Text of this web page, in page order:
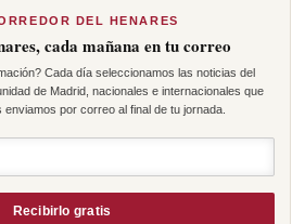
DEL HENARES
cada mañana en tu correo
Cada día seleccionamos las noticias del
de Madrid, nacionales e internacionales que
por correo al final de tu jornada.
Recibirlo gratis